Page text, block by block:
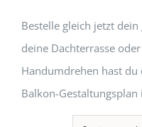
Bestelle gleich jetzt
deine Dachterrasse
Handumdrehen hast
Balkon-